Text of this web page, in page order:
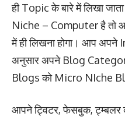
ही Topic के बारे में लिखा
Niche – Computer है तो
में ही लिखना होगा। आप
अनुसार अपने Blog
Blogs को Micro NIche
आपने ट्विटर, फेसबुक, ट्म्बलर